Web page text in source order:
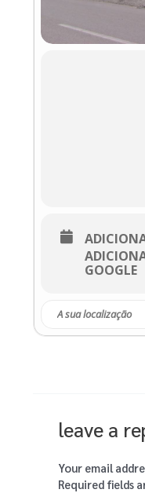
GOOGLE
leave a
Your email
Required fields